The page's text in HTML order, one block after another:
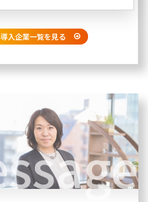
導入企業一覧を見る